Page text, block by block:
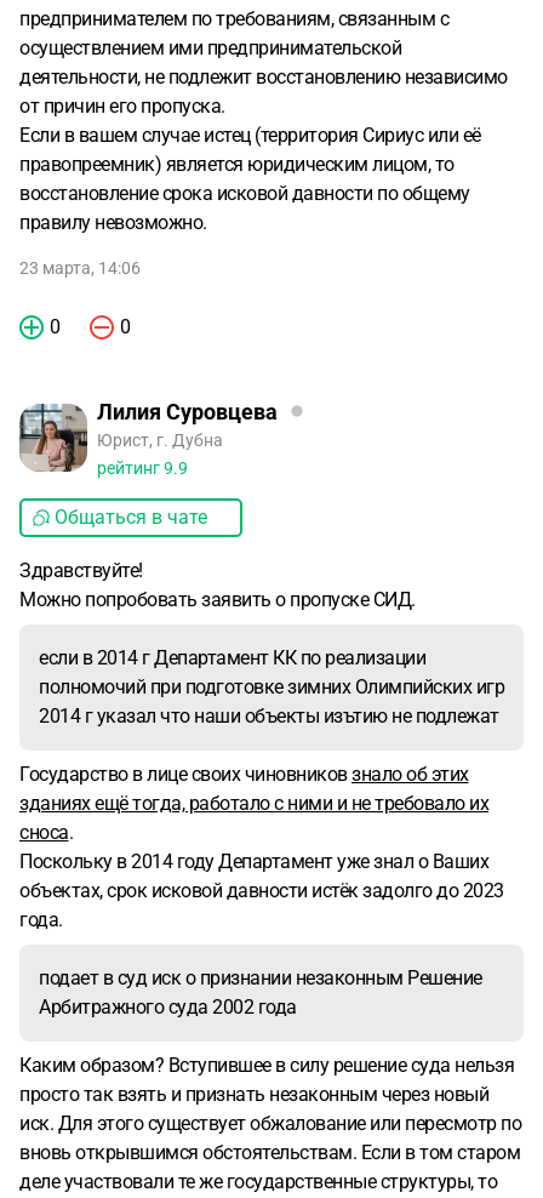
предпринимателем по требованиям, связанным с
осуществлением ими предпринимательской
деятельности, не подлежит восстановлению независимо
от причин его пропуска.
Если в вашем случае истец (территория Сириус или её
правопреемник) является юридическим лицом, то
восстановление срока исковой давности по общему
правилу невозможно.
23 марта, 14:06
0 0
Лилия Суровцева
Юрист, г. Дубна
рейтинг9.9
Общаться в чате
Здравствуйте!
Можно попробовать заявить о пропуске СИД.
если в 2014 г Департамент КК по реализации
полномочий при подготовке зимних Олимпийских игр
2014 г указал что наши объекты изътию не подлежат
Государство в лице своих чиновниковзнало об этих
зданиях ещё тогда, работало с ними и не требовало их
сноса.
Поскольку в 2014 году Департамент уже знал о Ваших
объектах, срок исковой давности истёк задолго до 2023
года.
подает в суд иск о признании незаконным Решение
Арбитражного суда 2002 года
Каким образом? Вступившее в силу решение суда нельзя
просто так взять и признать незаконным через новый
иск. Для этого существует обжалование или пересмотр по
вновь открывшимся обстоятельствам. Если в том старом
деле участвовали те же государственные структуры, то